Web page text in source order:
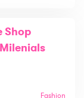
Shop
Fashion